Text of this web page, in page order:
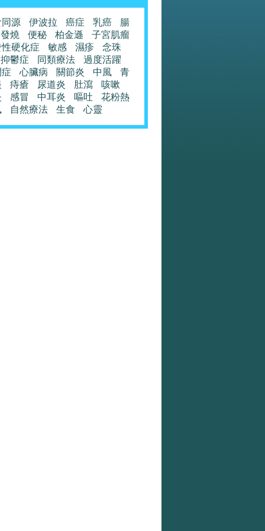
源 伊波拉 癌症 乳癌
腸
發燒
便秘 柏金遜
子宮肌瘤
硬化症
敏感 濕疹
念珠
抑鬱症
同類療法
過度活躍
心臟病 關節炎 中風
青
痔瘡 尿道炎 肚瀉
咳嗽
感冒 中耳炎 嘔吐
花粉熱
自然療法 生食 心靈